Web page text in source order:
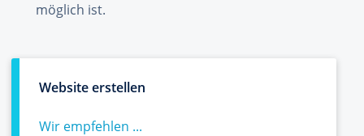
möglich ist.
Website erstellen
Wir empfehlen ...